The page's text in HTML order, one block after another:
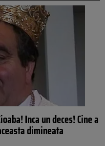
Inca un deces! Cine a
dimineata